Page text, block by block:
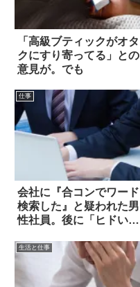
「高級ブティックがオタ
クにすり寄ってる」との
意見が。でも
仕事
会社に『合コンでワード
検索した』と疑われた男
性社員。後に「ヒドい事
生活と仕事